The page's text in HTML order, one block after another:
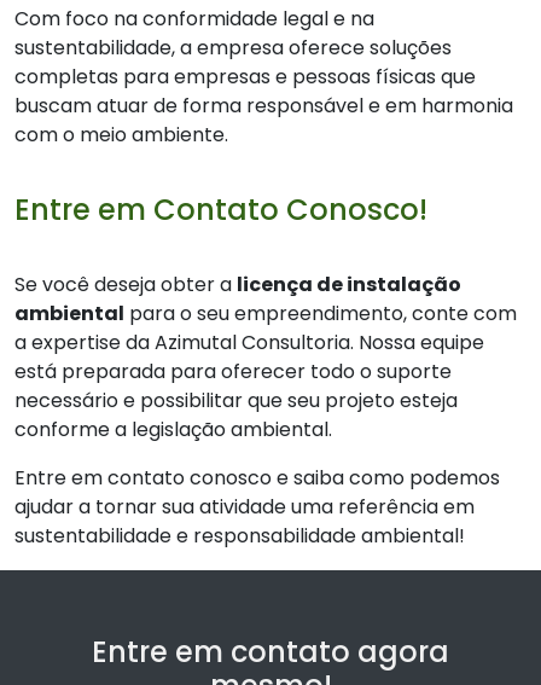
Com foco na conformidade legal e na
sustentabilidade, a empresa oferece soluções
completas para empresas e pessoas físicas que
buscam atuar de forma responsável e em harmonia
com o meio ambiente.
Entre em Contato Conosco!
Se você deseja obter a licença de instalação
ambiental para o seu empreendimento, conte com
a expertise da Azimutal Consultoria. Nossa equipe
está preparada para oferecer todo o suporte
necessário e possibilitar que seu projeto esteja
conforme a legislação ambiental.
Entre em contato conosco e saiba como podemos
ajudar a tornar sua atividade uma referência em
sustentabilidade e responsabilidade ambiental!
Entre em contato agora